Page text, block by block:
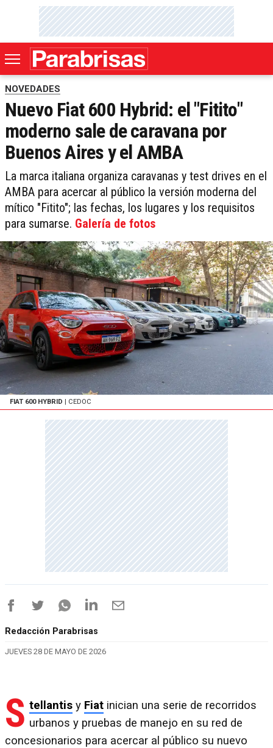
NOVEDADES
Nuevo Fiat 600 Hybrid: el "Fitito"
moderno sale de caravana por
Buenos Aires y el AMBA
La marca italiana organiza caravanas y test drives en el
AMBA para acercar al público la versión moderna del
mítico "Fitito"; las fechas, los lugares y los requisitos
para sumarse. Galería de fotos
FIAT 600 HYBRID | CEDOC
Redacción Parabrisas
JUEVES 28 DE MAYO DE 2026
S tellantis y Fiat inician una serie de recorridos
urbanos y pruebas de manejo en su red de
concesionarios para acercar al público su nuevo